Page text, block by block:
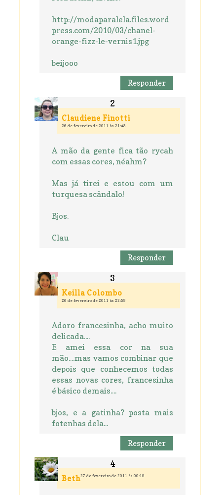
http://modaparalela.files.word
press.com/2010/03/chanel-
orange-fizz-le-vernis1.jpg
beijooo
Responder
Claudiene Finotti
26 de fevereiro de 2011 às 21:48
A mão da gente fica tão rycah
com essas cores, néahm?
Mas já tirei e estou com um
turquesa scândalo!
Bjos.
Clau
Responder
Keilla Colombo
26 de fevereiro de 2011 às 22:59
Adoro francesinha, acho muito
delicada....
E amei essa cor na sua
mão....mas vamos combinar que
depois que conhecemos todas
essas novas cores, francesinha
é básico demais....
bjos, e a gatinha? posta mais
fotenhas dela...
Responder
Beth27 de fevereiro de 2011 às 00:19